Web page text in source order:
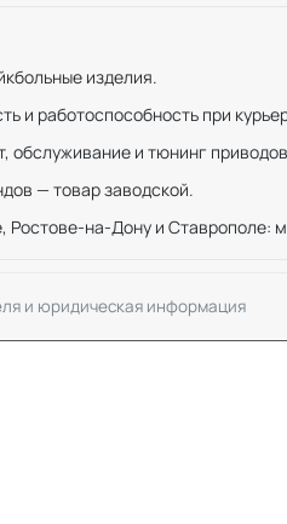
изделия.
и работоспособность при
обслуживание и тюнинг
— товар заводской.
Ростове-на-Дону и Ставрополе:
и юридическая информация